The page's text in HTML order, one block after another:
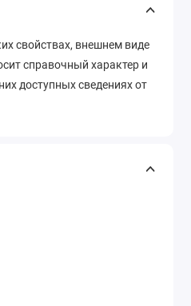
свойствах, внешнем виде
справочный характер и
доступных сведениях от